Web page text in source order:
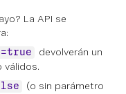
La API se
devolverán un
válidos.
(o sin parámetro